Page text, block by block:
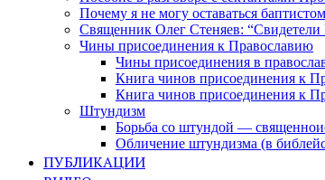
Почему я не могу оставаться
Священник Олег Стеняев: “Свидетели
Чины присоединения к Православию
Чины присоединения в
Книга чинов присоединения к
Книга чинов присоединения к
Штундизм
Борьба со штундой —
Обличение штундизма (в
ПУБЛИКАЦИИ